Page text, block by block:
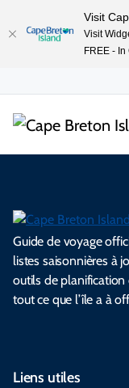
Guide de voyage
listes saisonnières à
outils de planification
tout ce que l’île a à
Liens utiles
Visit
Visit
FREE -